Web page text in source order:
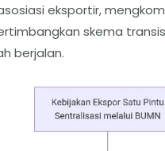
eksportir,
skema
berjalan.